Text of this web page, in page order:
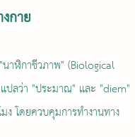
กาย
าฬิกาชีวภาพ" (Biological
ปลว่า "ประมาณ" และ "diem"
โดยควบคุมการทำงานทาง